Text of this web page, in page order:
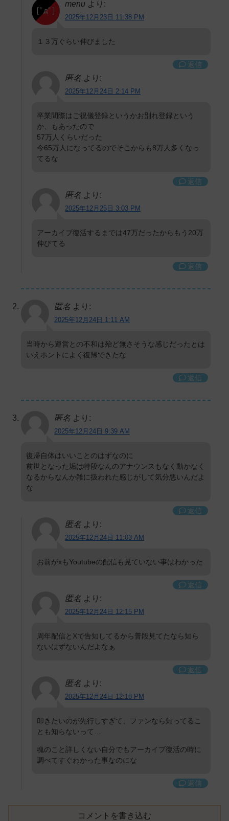
menu より:
2025年12月23日 11:38 PM
１３万ぐらい伸びました
返信
匿名 より:
2025年12月24日 2:14 PM
卒業間際はご祝儀登録というかお別れ登録という
か、もあったので
57万人くらいだった
今65万人になってるのでそこからも8万人多くなっ
てるな
返信
匿名 より:
2025年12月25日 3:03 PM
アーカイブ復活するまでは47万だったからもう20万
伸びてる
返信
匿名 より:
2025年12月24日 1:11 AM
当時から運営との不和は殆ど無さそうな感じだったとは
いえホントによく復帰できたな
返信
匿名 より:
2025年12月24日 9:39 AM
復帰自体はいいことのはずなのに
前世となった垢は特段なんのアナウンスもなく動かなく
なるからなんか雑に扱われた感じがして気分悪いんだよ
な
返信
匿名 より:
2025年12月24日 11:03 AM
お前がxもYoutubeの配信も見ていない事はわかった
返信
匿名 より:
2025年12月24日 12:15 PM
周年配信とXで告知してるから普段見てたなら知ら
ないはずないんだよなぁ
返信
匿名 より:
2025年12月24日 12:18 PM
叩きたいのが先行しすぎて、ファンなら知ってるこ
とも知らないって…
魂のこと詳しくない自分でもアーカイブ復活の時に
調べてすぐわかった事なのにな
返信
コメントを書き込む